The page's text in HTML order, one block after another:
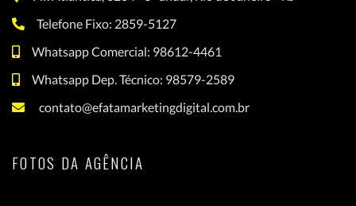
Telefone Fixo: 2859-5127
Whatsapp Comercial: 98612-4461
Whatsapp Dep. Técnico: 98579-2589
contato@efatamarketingdigital.com.br
FOTOS DA AGÊNCIA